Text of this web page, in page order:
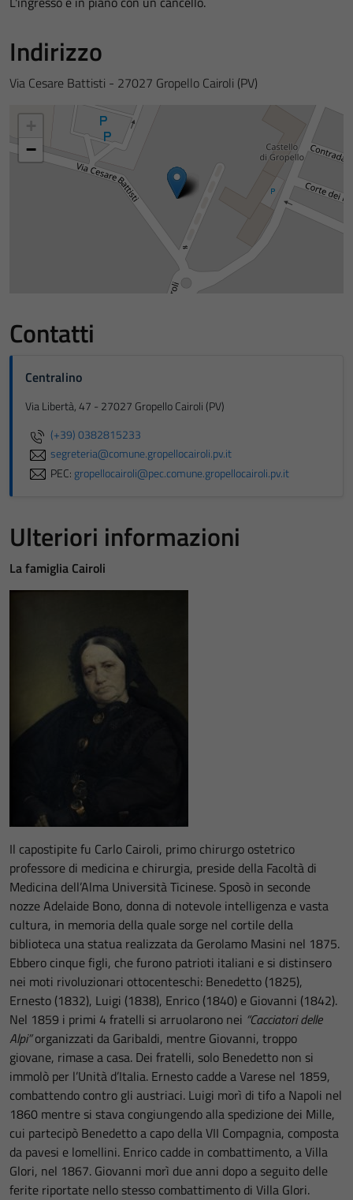
Indirizzo
Via Cesare Battisti - 27027 Gropello Cairoli (PV)
−
Contatti
Centralino
Via Libertà, 47 - 27027 Gropello Cairoli (PV)
(+39) 0382815233
segreteria@comune.gropellocairoli.pv.it
PEC: gropellocairoli@pec.comune.gropellocairoli.pv.it
Ulteriori informazioni
La famiglia Cairoli
Il capostipite fu Carlo Cairoli, primo chirurgo ostetrico
professore di medicina e chirurgia, preside della Facoltà di
Medicina dell’Alma Università Ticinese. Sposò in seconde
nozze Adelaide Bono, donna di notevole intelligenza e vasta
cultura, in memoria della quale sorge nel cortile della
biblioteca una statua realizzata da Gerolamo Masini nel 1875.
Ebbero cinque figli, che furono patrioti italiani e si distinsero
nei moti rivoluzionari ottocenteschi: Benedetto (1825),
Ernesto (1832), Luigi (1838), Enrico (1840) e Giovanni (1842).
Nel 1859 i primi 4 fratelli si arruolarono nei “Cacciatori delle
Alpi”organizzati da Garibaldi, mentre Giovanni, troppo
giovane, rimase a casa. Dei fratelli, solo Benedetto non si
immolò per l’Unità d’Italia. Ernesto cadde a Varese nel 1859,
combattendo contro gli austriaci. Luigi morì di tifo a Napoli nel
1860 mentre si stava congiungendo alla spedizione dei Mille,
cui partecipò Benedetto a capo della VII Compagnia, composta
da pavesi e lomellini. Enrico cadde in combattimento, a Villa
Glori, nel 1867. Giovanni morì due anni dopo a seguito delle
ferite riportate nello stesso combattimento di Villa Glori.